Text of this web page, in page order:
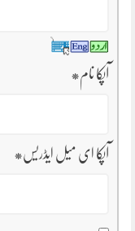
آپکا نام*
آپکا ای میل ایڈریس*